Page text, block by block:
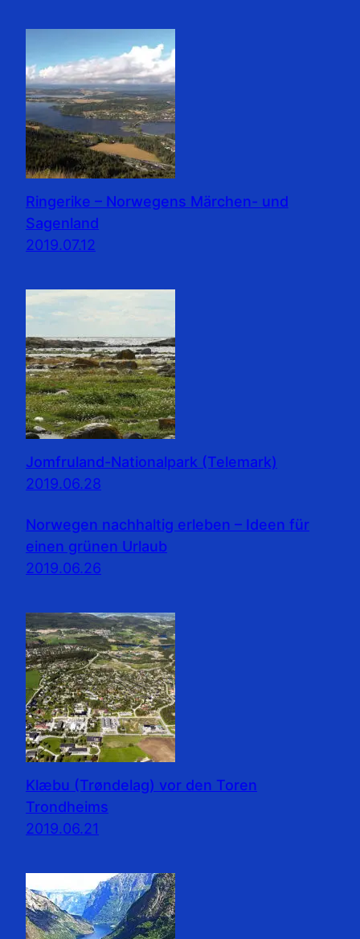
Ringerike – Norwegens Märchen- und
Sagenland
2019.07.12
Jomfruland-Nationalpark (Telemark)
2019.06.28
Norwegen nachhaltig erleben – Ideen für
einen grünen Urlaub
2019.06.26
Klæbu (Trøndelag) vor den Toren
Trondheims
2019.06.21